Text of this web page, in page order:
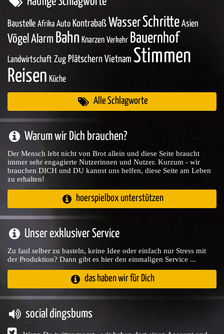
Baustelle Afrika Auto Kontrabaß WasserSchritte Asien
Vögel Alarm Bahn Knarzen Verkehr Bauernhof
Landwirtschaft Zug Plätschern Vietnam Stimmen
Reisen Küche
Alle Schlagworte
Warum wir Dich brauchen?
Der Mensch lebt nicht von Brot allein und diese Seite braucht
immer sehr engagierte Nutzerinnen und Nutzer. Kurzum - wir
brauchen DICH und DU kannst uns helfen, diese Seite am Leben
zu erhalten!
hoerspielbox unterstützen
Unser exklusiver Service
Zu faul selber zu basteln, keine Idee oder einfach nur Stress mit
der Produktion? Dann gibt es hier den einmaligen Service ...
das haben wir für Dich
social dingsbums